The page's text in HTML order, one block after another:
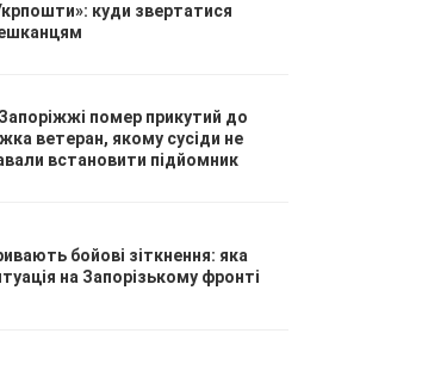
куди звертатися
помер прикутий до
ветеран, якому сусіди не
встановити підйомник
бойові зіткнення: яка
на Запорізькому фронті